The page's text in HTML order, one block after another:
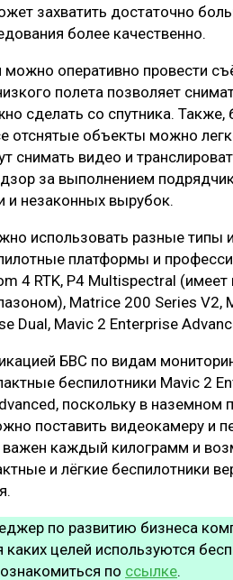
захватить достаточно
более качественно.
можно оперативно провести
полета позволяет
сделать со спутника. Также,
отснятые объекты можно
снимать видео и
за выполнением
и незаконных вырубок.
использовать разные типы
платформы и
4 RTK, P4 Multispectral (имеет
Matrice 200 Series V2,
Dual, Mavic 2 Enterprise
БВС по видам
беспилотники Mavic 2
поскольку в наземном
поставить видеокамеру и
каждый килограмм и
и лёгкие беспилотники
по развитию бизнеса
целей используются
по ссылке.